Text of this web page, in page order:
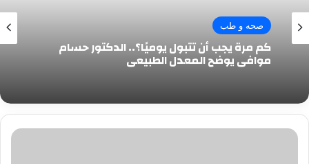
صحه و طب
كم مرة يجب أن تتبول يوميًا؟.. الدكتور حسام
موافي يوضح المعدل الطبيعي
مشروبات